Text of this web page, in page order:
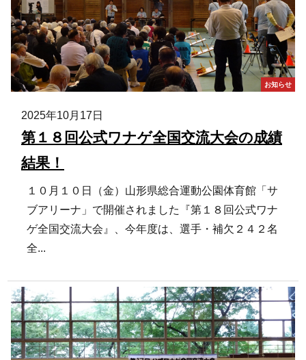
お知らせ
2025年10月17日
第１８回公式ワナゲ全国交流大会の成績
結果！
１０月１０日（金）山形県総合運動公園体育館「サ
ブアリーナ」で開催されました『第１８回公式ワナ
ゲ全国交流大会』、今年度は、選手・補欠２４２名
全...